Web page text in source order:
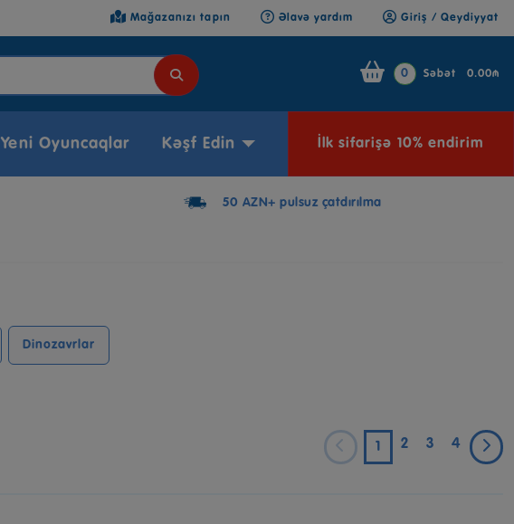
Mağazanızı tapın Əlavə yardım Giriş / Qeydiyyat
0 Səbət 0.00₼
Yeni Oyuncaqlar Kəşf Edin İlk sifarişə 10% endirim
Elektron Hədiyyə Kartı
Dinozavrlar
1 2 3 4